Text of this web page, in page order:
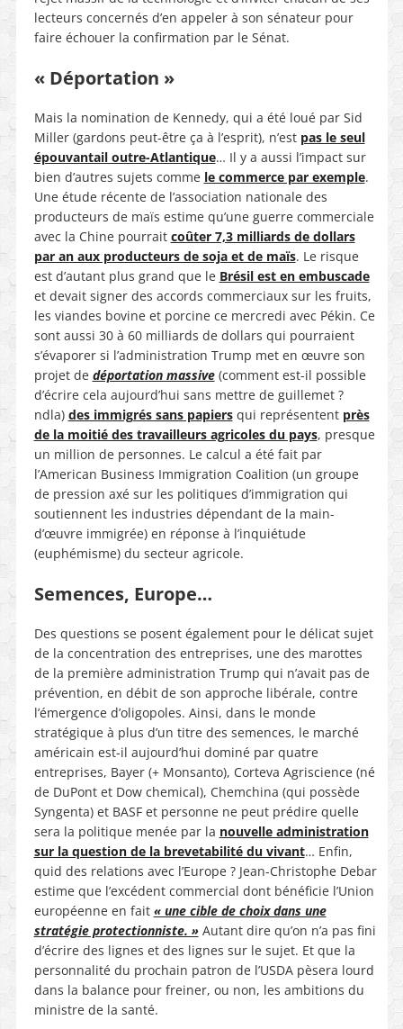
lecteurs concernés d’en appeler à son sénateur pour
faire échouer la confirmation par le Sénat.
« Déportation »
Mais la nomination de Kennedy, qui a été loué par Sid
Miller (gardons peut-être ça à l’esprit), n’est pas le seul
épouvantail outre-Atlantique… Il y a aussi l’impact sur
bien d’autres sujets comme le commerce par exemple.
Une étude récente de l’association nationale des
producteurs de maïs estime qu’une guerre commerciale
avec la Chine pourrait coûter 7,3 milliards de dollars
par an aux producteurs de soja et de maïs. Le risque
est d’autant plus grand que le Brésil est en embuscade
et devait signer des accords commerciaux sur les fruits,
les viandes bovine et porcine ce mercredi avec Pékin. Ce
sont aussi 30 à 60 milliards de dollars qui pourraient
s’évaporer si l’administration Trump met en œuvre son
projet de déportation massive(comment est-il possible
d’écrire cela aujourd’hui sans mettre de guillemet ?
ndla) des immigrés sans papiersqui représentent près
de la moitié des travailleurs agricoles du pays, presque
un million de personnes. Le calcul a été fait par
l’American Business Immigration Coalition (un groupe
de pression axé sur les politiques d’immigration qui
soutiennent les industries dépendant de la main-
d’œuvre immigrée) en réponse à l’inquiétude
(euphémisme) du secteur agricole.
Semences, Europe…
Des questions se posent également pour le délicat sujet
de la concentration des entreprises, une des marottes
de la première administration Trump qui n’avait pas de
prévention, en débit de son approche libérale, contre
l’émergence d’oligopoles. Ainsi, dans le monde
stratégique à plus d’un titre des semences, le marché
américain est-il aujourd’hui dominé par quatre
entreprises, Bayer (+ Monsanto), Corteva Agriscience (né
de DuPont et Dow chemical), Chemchina (qui possède
Syngenta) et BASF et personne ne peut prédire quelle
sera la politique menée par la nouvelle administration
sur la question de la brevetabilité du vivant… Enfin,
quid des relations avec l’Europe ? Jean-Christophe Debar
estime que l’excédent commercial dont bénéficie l’Union
européenne en fait « une cible de choix dans une
stratégie protectionniste. »Autant dire qu’on n’a pas fini
d’écrire des lignes et des lignes sur le sujet. Et que la
personnalité du prochain patron de l’USDA pèsera lourd
dans la balance pour freiner, ou non, les ambitions du
ministre de la santé.